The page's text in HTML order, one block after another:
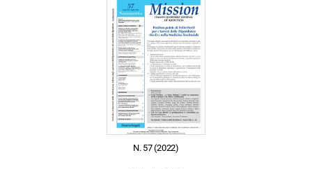
N. 57 (2022)